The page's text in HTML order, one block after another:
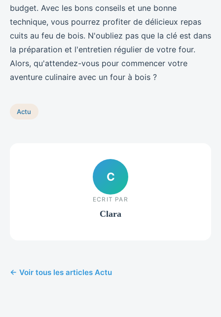
budget. Avec les bons conseils et une bonne
technique, vous pourrez profiter de délicieux repas
cuits au feu de bois. N'oubliez pas que la clé est dans
la préparation et l'entretien régulier de votre four.
Alors, qu'attendez-vous pour commencer votre
aventure culinaire avec un four à bois ?
Actu
C
ECRIT PAR
Clara
← Voir tous les articles Actu